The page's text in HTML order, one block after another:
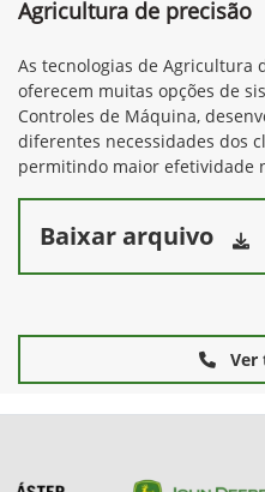
Agricultura de precisão
As tecnologias de Agricultura
oferecem muitas opções de
Controles de Máquina,
diferentes necessidades dos
permitindo maior efetividade
Baixar arquivo
Ver